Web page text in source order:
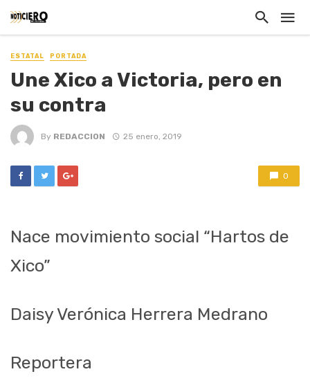
ESTATAL PORTADA
Une Xico a Victoria, pero en
su contra
By REDACCION 25 enero, 2019
0
Nace movimiento social “Hartos de
Xico”
Daisy Verónica Herrera Medrano
Reportera